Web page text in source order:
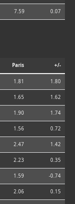
7.59 0.07
Paris +/-
1.81 1.80
1.65 1.62
1.90 1.74
1.56 0.72
2.47 1.42
2.23 0.35
1.59 -0.74
2.06 0.15